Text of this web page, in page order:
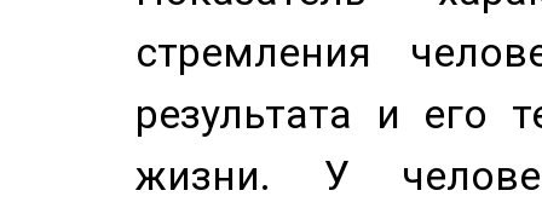
стремления
результата и его
жизни. У